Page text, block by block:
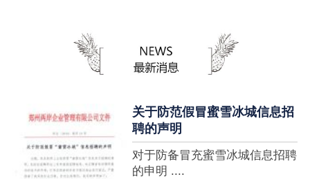
家，买多少送多少”的横幅，这
个自1997年开始营业的街边奶
茶店正逐渐展露它的锋芒。不过
关于防范假冒蜜雪冰城信息招
聘的声明
对于防备冒充蜜雪冰城信息招聘
的申明 ....